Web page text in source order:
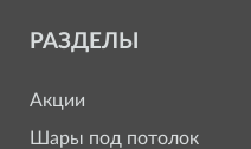
РАЗДЕЛЫ
Акции
Шары под потолок